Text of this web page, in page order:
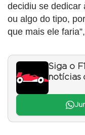
decidiu se dedicar
ou algo do tipo,
que mais ele
Siga o
notícias